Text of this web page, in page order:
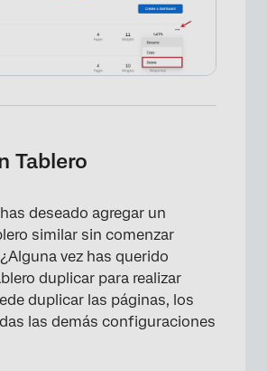
×
Tablero
deseado agregar un
similar sin comenzar
vez has querido
duplicar para realizar
duplicar las páginas, los
las demás configuraciones